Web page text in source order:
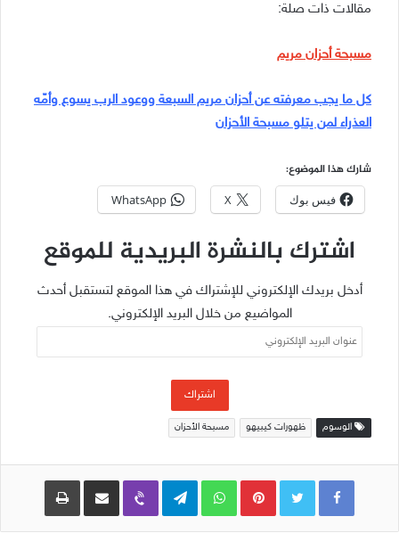
مقالات ذات صلة:
مسبحة أحزان مريم
كل ما يجب معرفته عن أحزان مريم السبعة ووعود الرب يسوع وأمّه
العذراء لمن يتلو مسبحة الأحزان
شارك هذا الموضوع:
فيس بوك X
WhatsApp
اشترك بالنشرة البريدية للموقع
أدخل بريدك الإلكتروني للإشتراك في هذا الموقع لتستقبل أحدث
المواضيع من خلال البريد الإلكتروني.
عنوان
البريد
اشتراك
الوسوم ظهورات كيبيهو مسبحة الأحزان
Pinterest
WhatsApp
Telegram
Viber مشاركة عبر البريد طباعة